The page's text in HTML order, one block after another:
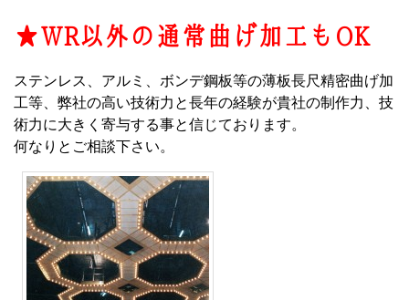
★WR以外の通常曲げ加工もOK
ステンレス、アルミ、ボンデ鋼板等の薄板長尺精密曲げ加
工等、弊社の高い技術力と長年の経験が貴社の制作力、技
術力に大きく寄与する事と信じております。
何なりとご相談下さい。